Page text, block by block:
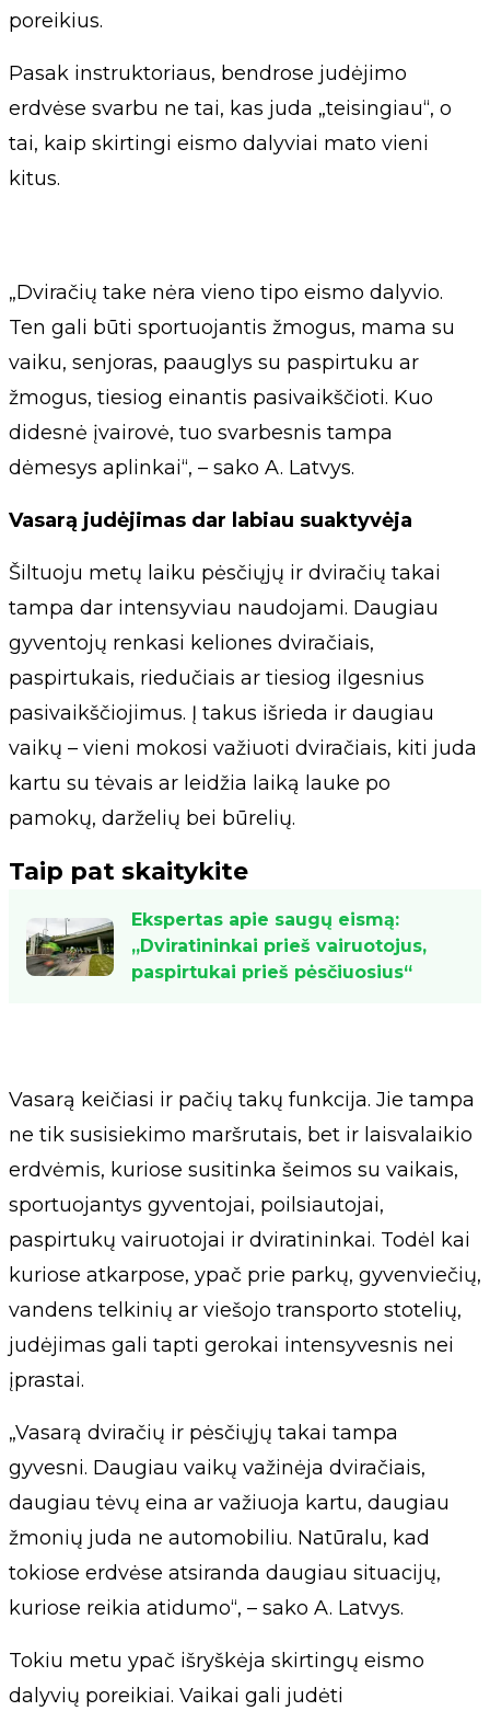
poreikius.
Pasak instruktoriaus, bendrose judėjimo
erdvėse svarbu ne tai, kas juda „teisingiau“, o
tai, kaip skirtingi eismo dalyviai mato vieni
kitus.
„Dviračių take nėra vieno tipo eismo dalyvio.
Ten gali būti sportuojantis žmogus, mama su
vaiku, senjoras, paauglys su paspirtuku ar
žmogus, tiesiog einantis pasivaikščioti. Kuo
didesnė įvairovė, tuo svarbesnis tampa
dėmesys aplinkai“, – sako A. Latvys.
Vasarą judėjimas dar labiau suaktyvėja
Šiltuoju metų laiku pėsčiųjų ir dviračių takai
tampa dar intensyviau naudojami. Daugiau
gyventojų renkasi keliones dviračiais,
paspirtukais, riedučiais ar tiesiog ilgesnius
pasivaikščiojimus. Į takus išrieda ir daugiau
vaikų – vieni mokosi važiuoti dviračiais, kiti juda
kartu su tėvais ar leidžia laiką lauke po
pamokų, darželių bei būrelių.
Taip pat skaitykite
Ekspertas apie saugų eismą:
„Dviratininkai prieš vairuotojus,
paspirtukai prieš pėsčiuosius“
Vasarą keičiasi ir pačių takų funkcija. Jie tampa
ne tik susisiekimo maršrutais, bet ir laisvalaikio
erdvėmis, kuriose susitinka šeimos su vaikais,
sportuojantys gyventojai, poilsiautojai,
paspirtukų vairuotojai ir dviratininkai. Todėl kai
kuriose atkarpose, ypač prie parkų, gyvenviečių,
vandens telkinių ar viešojo transporto stotelių,
judėjimas gali tapti gerokai intensyvesnis nei
įprastai.
„Vasarą dviračių ir pėsčiųjų takai tampa
gyvesni. Daugiau vaikų važinėja dviračiais,
daugiau tėvų eina ar važiuoja kartu, daugiau
žmonių juda ne automobiliu. Natūralu, kad
tokiose erdvėse atsiranda daugiau situacijų,
kuriose reikia atidumo“, – sako A. Latvys.
Tokiu metu ypač išryškėja skirtingų eismo
dalyvių poreikiai. Vaikai gali judėti